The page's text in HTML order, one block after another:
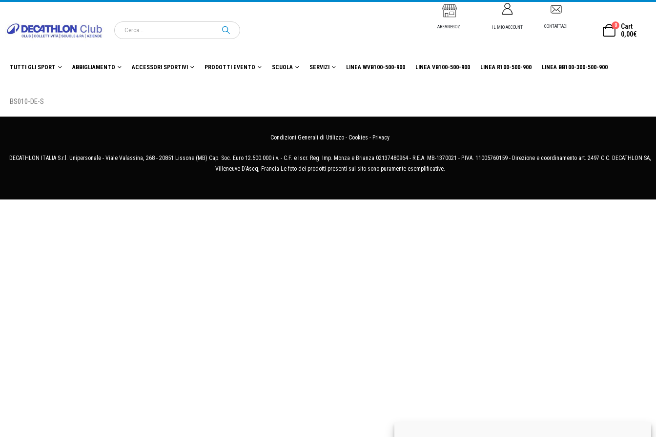
AREANEGOZI IL MIO ACCOUNT CONTATTACI 0
Cart
0,00€
TUTTI GLI SPORT ABBIGLIAMENTO ACCESSORI SPORTIVI PRODOTTI EVENTO SCUOLA SERVIZI LINEA WVB100-500-900 LINEA VB100-500-900 LINEA R100-500-900 LINEA BB100-300-500-900
BS010-DE-S
Condizioni Generali di Utilizzo - Cookies - Privacy
DECATHLON ITALIA S.r.l. Unipersonale - Viale Valassina, 268 - 20851 Lissone (MB) Cap. Soc. Euro 12.500.000 i.v. - C.F. e Iscr. Reg. Imp. Monza e Brianza 02137480964 - R.E.A. MB-1370021 - P.IVA. 11005760159 - Direzione e coordinamento art. 2497 C.C. DECATHLON SA,
Villeneuve D'Ascq, Francia Le foto dei prodotti presenti sul sito sono puramente esemplificative.